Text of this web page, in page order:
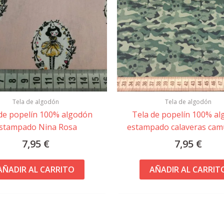
Tela de algodón
popelín 100% algodón
Nina Rosa
7,95 €
AL CARRITO
Tela de algodón
Tela de popelín 100%
estampado calaveras
7,95 €
AÑADIR AL